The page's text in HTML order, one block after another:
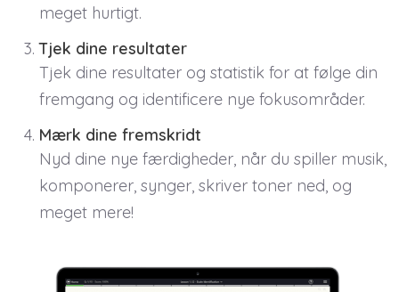
meget hurtigt.
Tjek dine resultater
Tjek dine resultater og statistik for at følge din
fremgang og identificere nye fokusområder.
Mærk dine fremskridt
Nyd dine nye færdigheder, når du spiller musik,
komponerer, synger, skriver toner ned, og
meget mere!